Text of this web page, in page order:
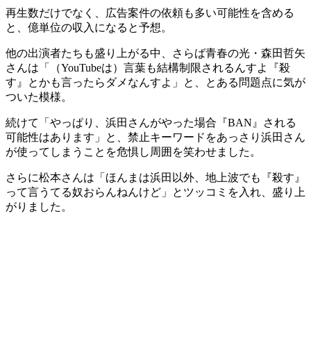
再生数だけでなく、広告案件の依頼も多い可能性を含める
と、億単位の収入になると予想。
他の出演者たちも盛り上がる中、さらば青春の光・森田哲矢
さんは「（YouTubeは）言葉も結構制限されるんすよ『殺
す』とかも言ったらダメなんすよ」と、とある問題点に気が
ついた模様。
続けて「やっぱり、浜田さんがやった場合『BAN』される
可能性はあります」と、禁止キーワードをあっさり浜田さん
が使ってしまうことを危惧し周囲を笑わせました。
さらに松本さんは「ほんまは浜田以外、地上波でも『殺す』
って言うてる奴おらんねんけど」とツッコミを入れ、盛り上
がりました。